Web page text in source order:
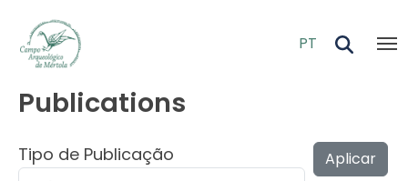
PT
Publications
Tipo de Publicação